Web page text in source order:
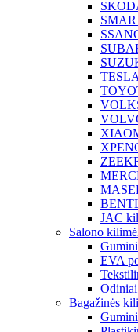
JAC
Salono
EVA
Bagažinės